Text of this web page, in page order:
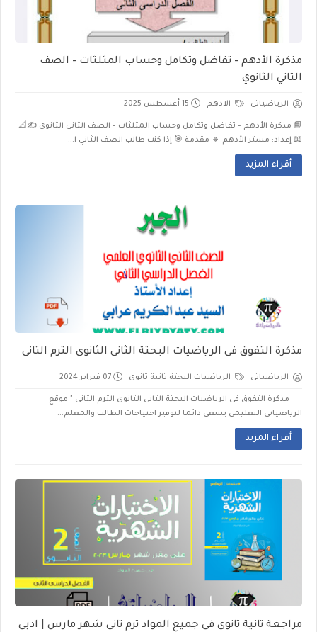
مذكرة الأدهم – تفاضل وتكامل وحساب المثلثات – الصف
الثاني الثانوي
الرياضياتى الادهم 15 أغسطس 2025
📘 مذكرة الأدهم – تفاضل وتكامل وحساب المثلثات – الصف الثاني الثانوي ✍️📐
📖 إعداد: مستر الأدهم 🔹 مقدمة 🎯 إذا كنت طالب الصف الثاني ا...
أقراء المزيد
مذكرة التفوق فى الرياضيات البحتة الثانى الثانوى الترم التانى
الرياضياتى الرياضيات البحتة تانية ثانوى 07 فبراير 2024
مذكرة التفوق فى الرياضيات البحتة الثانى الثانوى الترم التانى " موقع
الرياضياتى التعليمى يسعى دائما لتوفير احتياجات الطالب والمعلم...
أقراء المزيد
مراجعة تانية ثانوى فى جميع المواد ترم تانى شهر مارس | ادبى